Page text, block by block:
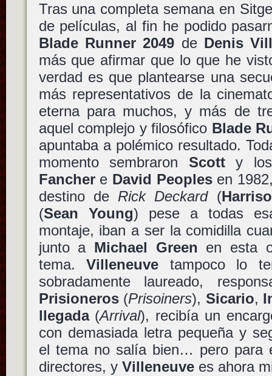
Tras una completa semana en
de películas, al fin he podido
Blade Runner 2049 de Denis
más que afirmar que lo que he
verdad es que plantearse una
más representativos de la
eterna para muchos, y más de
aquel complejo y filosófico Blade
apuntaba a polémico resultado.
momento sembraron Scotty los
Fanchere David Peoplesen
destino de Rick Deckard(
(Sean Young) pese a todas
montaje, iban a ser la comidilla
junto a Michael Green en esta
tema.Villeneuve tampoco lo
sobradamente laureado,
Prisioneros(Prisoiners), Sicario,
llegada(Arrival), recibía un
con demasiada letra pequeña y
el tema no salía bien… pero para
directores, y Villeneuvees ahora